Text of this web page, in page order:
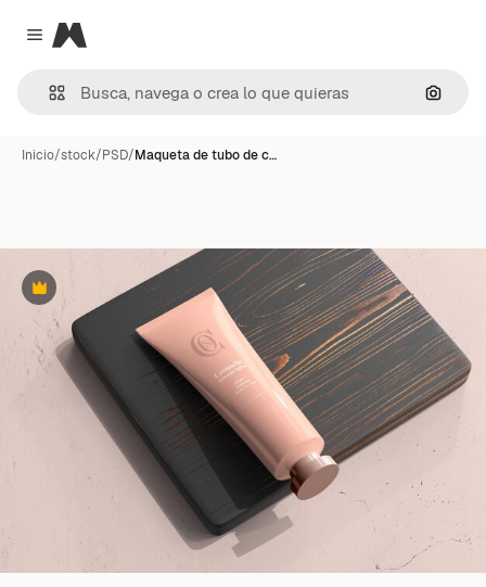
Close menu
Magnific
Inicio/stock/PSD/Maqueta de tubo de c…
Premium